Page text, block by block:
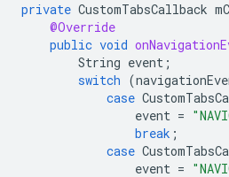
private CustomTabsCallback
@Override
public void
String event ;
switch (
case
event =
break ;
case
event =